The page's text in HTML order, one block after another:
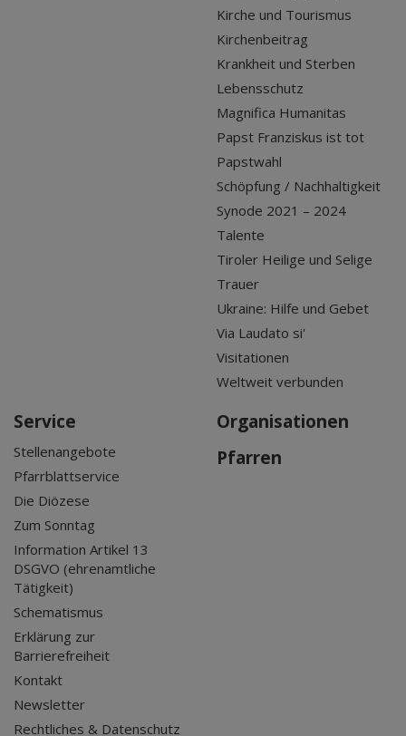
Kirche und Tourismus
Kirchenbeitrag
Krankheit und Sterben
Lebensschutz
Magnifica Humanitas
Papst Franziskus ist tot
Papstwahl
Schöpfung / Nachhaltigkeit
Synode 2021 – 2024
Talente
Tiroler Heilige und Selige
Trauer
Ukraine: Hilfe und Gebet
Via Laudato si'
Visitationen
Weltweit verbunden
Service
Stellenangebote
Pfarrblattservice
Die Diözese
Zum Sonntag
Information Artikel 13
DSGVO (ehrenamtliche
Tätigkeit)
Schematismus
Erklärung zur
Barrierefreiheit
Kontakt
Newsletter
Rechtliches & Datenschutz
Organisationen
Pfarren